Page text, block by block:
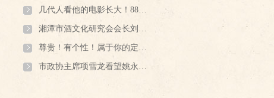
几代人看他的电影长大！88岁著名电影演员到玉祁酒坊品尝江南酱酒
湘潭市酒文化研究会会长刘义彬一行拜会无锡酒文化研究会会长姚永海
尊贵！有个性！属于你的定制酒，拥有了吗？看玉祁酒业为企业和个人打造的这些酒……
市政协主席项雪龙看望姚永海委员，寄语“老字号”与江南大学金牌专业携手合